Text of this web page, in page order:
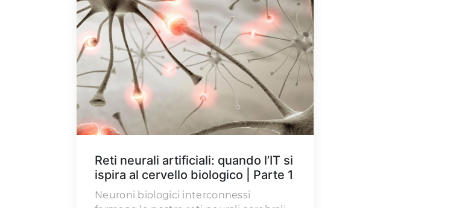
Reti neurali artificiali: quando l’IT si
ispira al cervello biologico | Parte 1
Neuroni biologici interconnessi